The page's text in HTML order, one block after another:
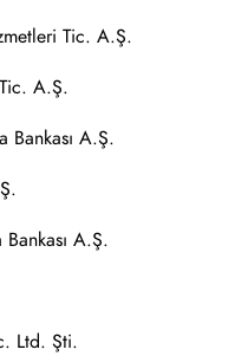
Tic. A.Ş.
A.Ş.
Bankası A.Ş.
A.Ş.
Ltd. Şti.